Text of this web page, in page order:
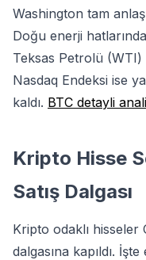
Washington tam
Doğu enerji
Teksas Petrolü (WTI)
Nasdaq Endeksi ise
kaldı. BTC detayli
Kripto Hisse
Satış Dalgası
Kripto odaklı hisseler
dalgasına kapıldı.